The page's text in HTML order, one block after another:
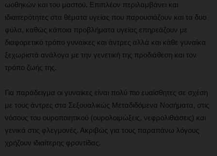
ωοθηκών και του μαστού. Επιπλέον περιλαμβάνει και
ιδιαιτερότητες στα θέματα υγείας που παρουσιάζουν και τα δυο
φύλα, καθώς κάποια προβλήματα υγείας επηρεάζουν με
διαφορετικό τρόπο γυναίκες και άντρες αλλά και κάθε γυναίκα
ξεχωριστά ανάλογα με την γενετική της προδιάθεση και τον
τρόπο ζωής της.
Για παράδειγμα οι γυναίκες είναι πολύ πιο ευαίσθητες σε σχέση
με τους άντρες στα Σεξουαλικώς Μεταδιδόμενα Νοσήματα, στις
νόσους του ουροποιητικού (ουρολοιμώξεις, νεφρολιθιάσεις) και
γενικά στις φλεγμονές. Ακριβώς για τους παραπάνω λόγους
χρήζουν ιδιαίτερης φροντίδας.